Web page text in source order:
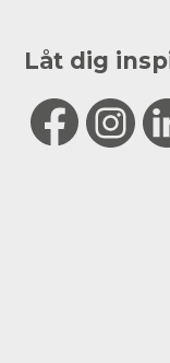
Låt dig